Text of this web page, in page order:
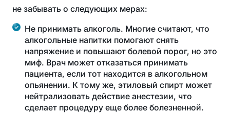
не забывать о следующих мерах:
Не принимать алкоголь. Многие считают, что
алкогольные напитки помогают снять
напряжение и повышают болевой порог, но это
миф. Врач может отказаться принимать
пациента, если тот находится в алкогольном
опьянении. К тому же, этиловый спирт может
нейтрализовать действие анестезии, что
сделает процедуру еще более болезненной.